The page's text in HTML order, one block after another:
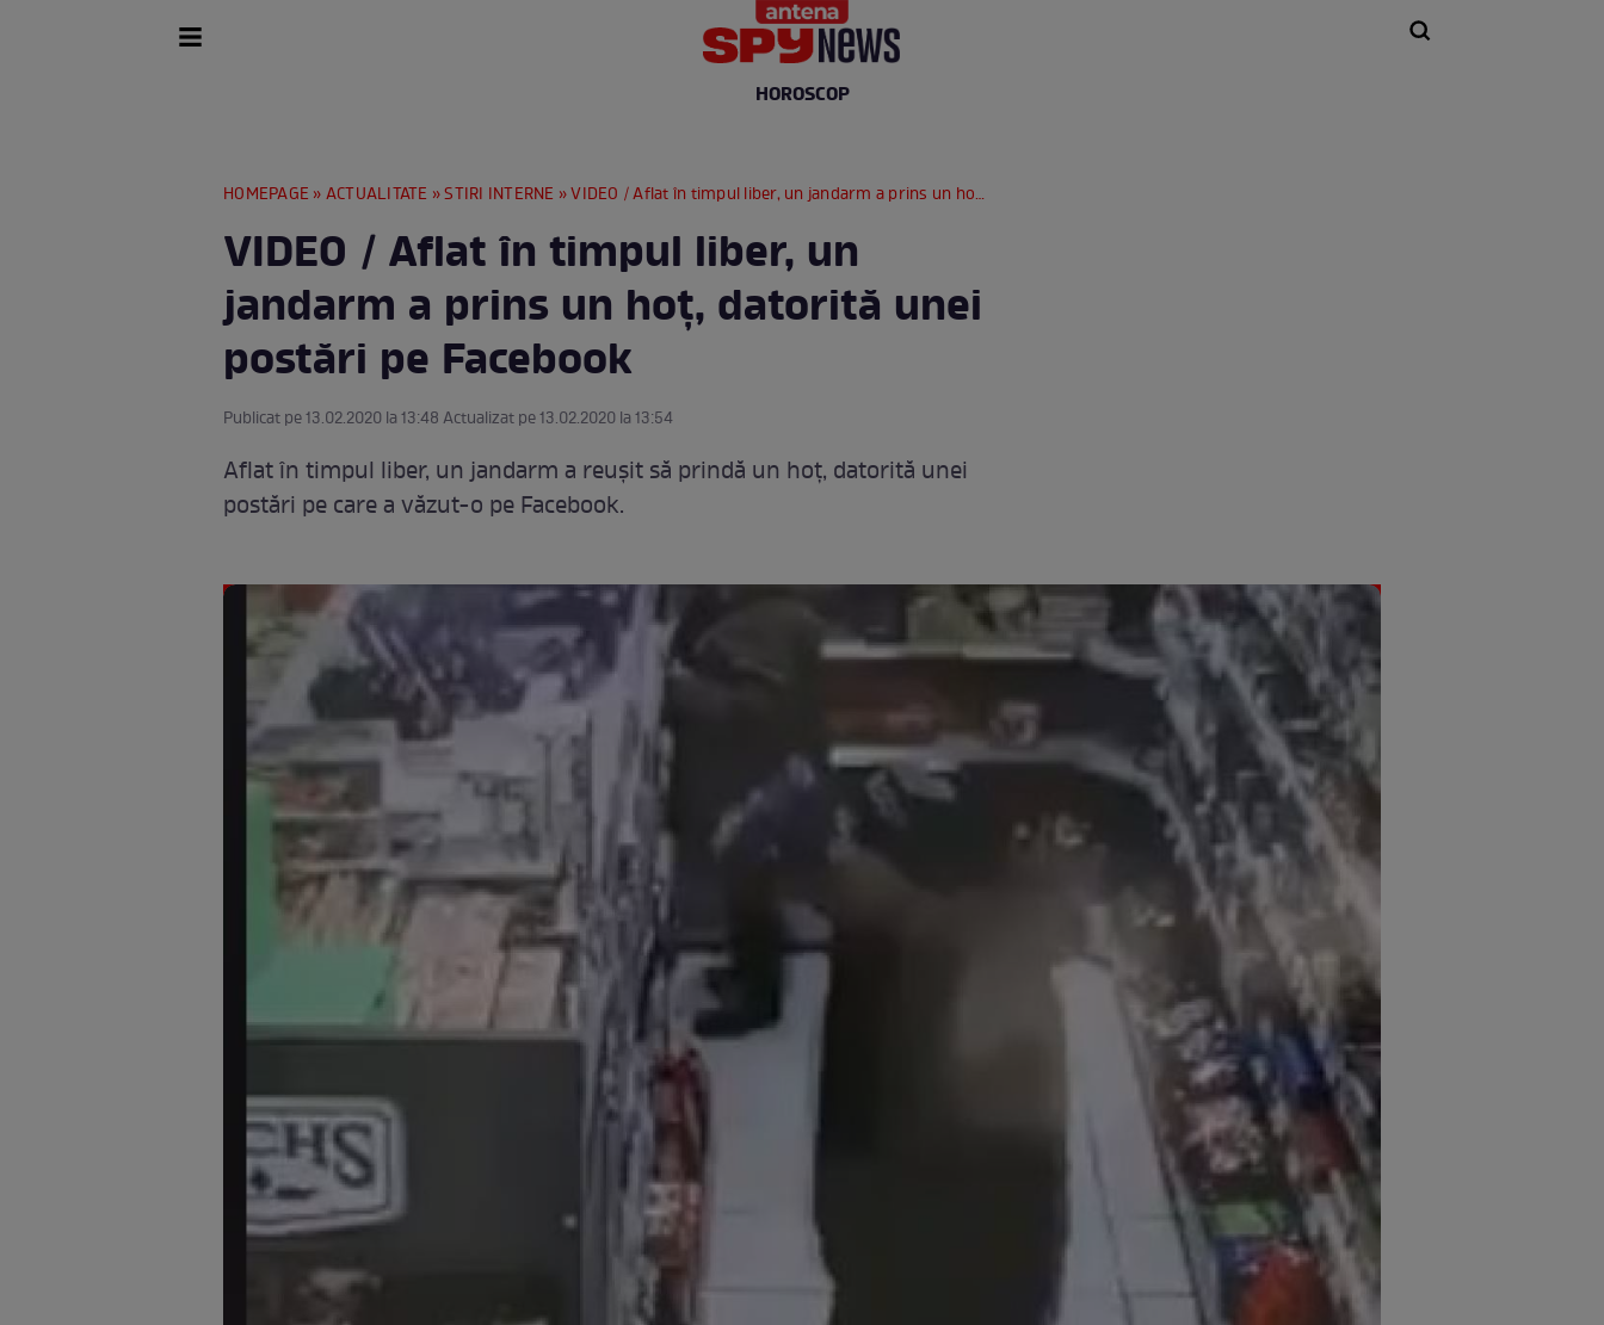
HOROSCOP
HOMEPAGE »ACTUALITATE »STIRI INTERNE » VIDEO / Aflat în timpul liber, un jandarm a prins un hoţ, datorită unei postări pe Facebook
VIDEO / Aflat în timpul liber, un
jandarm a prins un hoţ, datorită unei
postări pe Facebook
Publicat pe 13.02.2020 la 13:48 Actualizat pe 13.02.2020 la 13:54
Aflat în timpul liber, un jandarm a reuşit să prindă un hoţ, datorită unei
postări pe care a văzut-o pe Facebook.